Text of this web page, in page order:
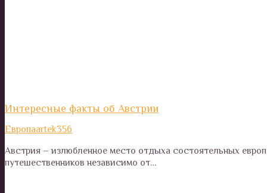
Интересные факты об Австрии
Европаartek356
Австрия – излюбленное место отдыха состоятельных
путешественников независимо от…